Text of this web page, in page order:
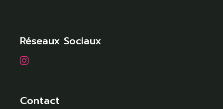
Réseaux Sociaux
Contact